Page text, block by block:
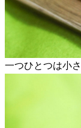
一つひとつは小